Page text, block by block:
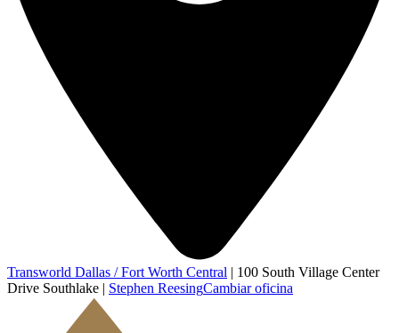
Transworld Dallas / Fort Worth Central | 100 South Village Center
Drive Southlake | Stephen ReesingCambiar oficina